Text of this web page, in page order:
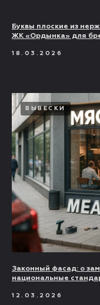
Буквы плоские из
ЖК «Ордынка» для
18.03.2026
ВЫВЕСКИ
Законный фасад: о
национальные
12.03.2026